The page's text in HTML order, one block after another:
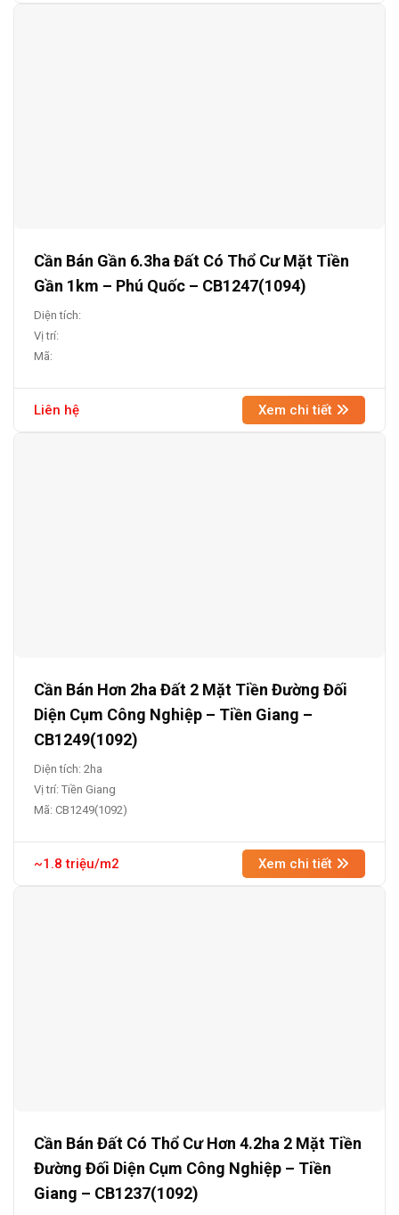
Cần Bán Gần 6.3ha Đất Có Thổ Cư Mặt Tiền
Gần 1km – Phú Quốc – CB1247(1094)
Diện tích:
Vị trí:
Mã:
Liên hệ Xem chi tiết
Cần Bán Hơn 2ha Đất 2 Mặt Tiền Đường Đối
Diện Cụm Công Nghiệp – Tiền Giang –
CB1249(1092)
Diện tích: 2ha
Vị trí: Tiền Giang
Mã: CB1249(1092)
~1.8 triệu/m2 Xem chi tiết
Cần Bán Đất Có Thổ Cư Hơn 4.2ha 2 Mặt Tiền
Đường Đối Diện Cụm Công Nghiệp – Tiền
Giang – CB1237(1092)